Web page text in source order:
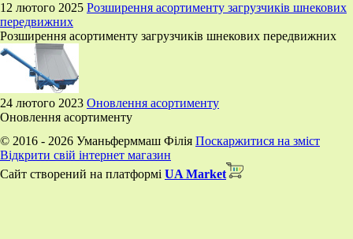
12 лютого 2025 Розширення асортименту загрузчиків шнекових
передвижних
Розширення асортименту загрузчиків шнекових передвижних
24 лютого 2023 Оновлення асортименту
Оновлення асортименту
© 2016 - 2026 Уманьферммаш Філія Поскаржитися на зміст
Відкрити свій інтернет магазин
Сайт створений на платформі UA Market